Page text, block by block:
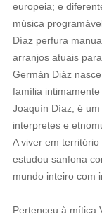
europeia; e
música
Díaz perfura
arranjos atuais
Germán Diáz
família
Joaquín Díaz, é
interpretes e
A viver em
estudou sanfona
mundo inteiro com
Pertenceu à mítica